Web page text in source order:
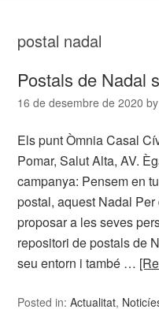
postal nadal
Postals de Nadal
16 de desembre de 2020
Els punt Òmnia Casal
Pomar, Salut Alta, AV.
campanya: Pensem en
postal, aquest Nadal
proposar a les seves
repositori de postals de
seu entorn i també …
Posted in:Actualitat,